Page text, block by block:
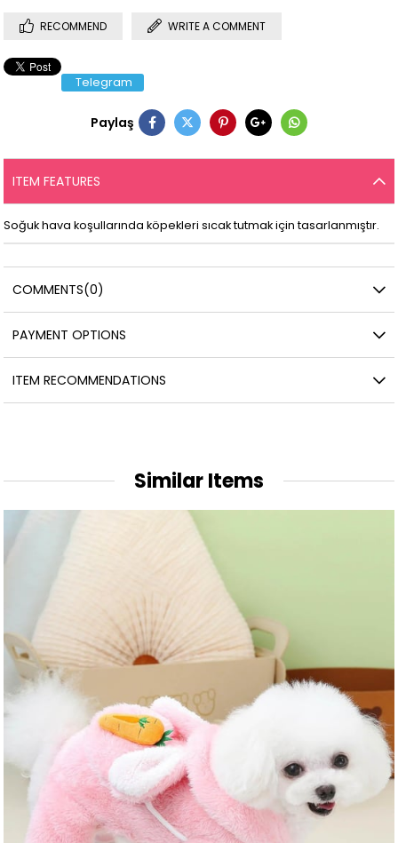
RECOMMEND WRITE A COMMENT
Telegram
Paylaş
ITEM FEATURES
Soğuk hava koşullarında köpekleri sıcak tutmak için tasarlanmıştır.
COMMENTS(0)
PAYMENT OPTIONS
ITEM RECOMMENDATIONS
Similar Items